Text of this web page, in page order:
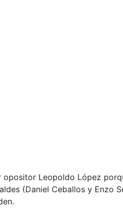
Leopoldo López
(Daniel Ceballos y Enzo